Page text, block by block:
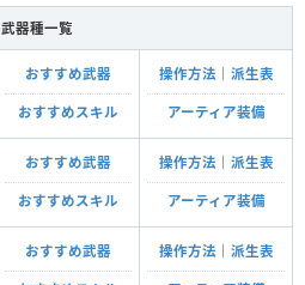
武器種一覧
おすすめ武器
おすすめスキル
操作方法 派生表
アーティア装備
おすすめ武器
おすすめスキル
操作方法 派生表
アーティア装備
おすすめ武器 操作方法 派生表